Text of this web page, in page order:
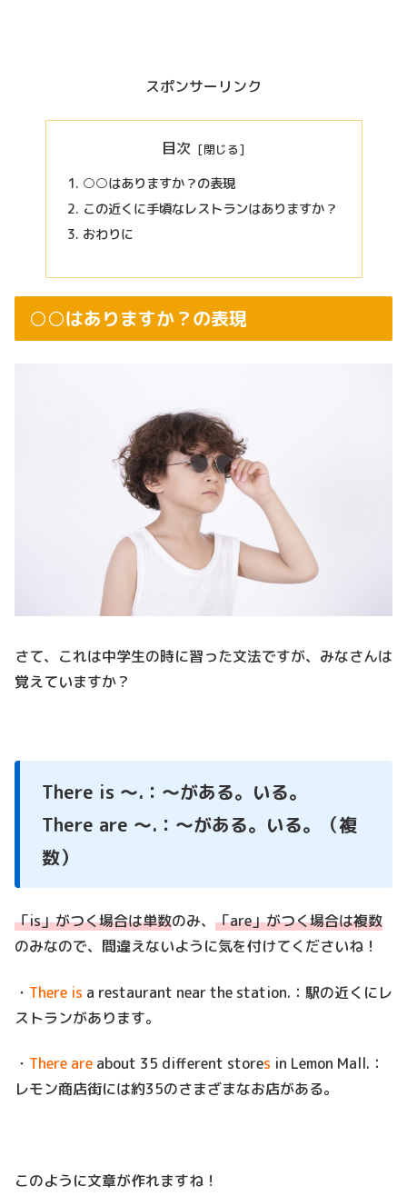
スポンサーリンク
目次
○○はありますか？の表現
この近くに手頃なレストランはありますか？
おわりに
○○はありますか？の表現
さて、これは中学生の時に習った文法ですが、みなさんは
覚えていますか？
There is ～.：～がある。いる。
There are ～.：～がある。いる。（複
数）
「is」がつく場合は単数のみ、 「are」がつく場合は複数
のみなので、間違えないように気を付けてくださいね！
・ There is a restaurant near the station.：駅の近くにレ
ストランがあります。
・ There are about 35 different stores in Lemon Mall.：
レモン商店街には約35のさまざまなお店がある。
このように文章が作れますね！